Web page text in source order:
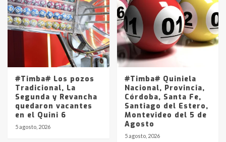
#Timba# Los pozos
Tradicional, La
Segunda y Revancha
quedaron vacantes
en el Quini 6
5 agosto, 2026
#Timba# Quiniela
Nacional, Provincia,
Córdoba, Santa Fe,
Santiago del Estero,
Montevideo del 5 de
Agosto
5 agosto, 2026